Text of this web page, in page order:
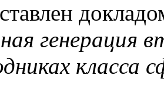
генерация
класса